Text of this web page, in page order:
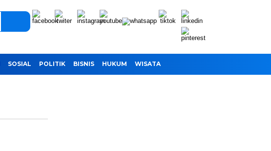
SOSIAL POLITIK BISNIS HUKUM WISATA